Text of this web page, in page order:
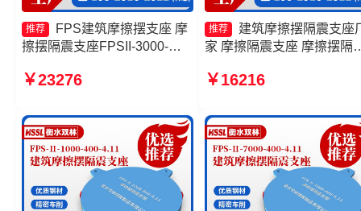
推荐
FPS建筑摩擦摆支座 摩
擦摆隔震支座FPSII-3000-
源头工厂 摩擦复摆隔震支座厂
￥23276
推荐
建筑摩擦摆隔震支座
家 摩擦隔震支座 摩擦摆隔
家 摩擦摆隔震支座FPSII-
￥16216